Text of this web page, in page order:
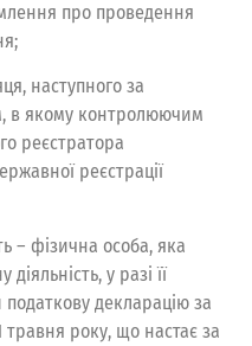
про проведення
наступного за
в якому контролюючим
реєстратора
реєстрації
– фізична особа, яка
у разі її
декларацію за
травня року, що настає за